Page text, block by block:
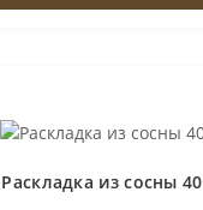
Раскладка из сосны 40